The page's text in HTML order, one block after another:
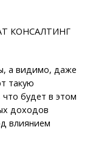
КОНСАЛТИНГ
а видимо, даже
такую
будет в этом
доходов
влиянием